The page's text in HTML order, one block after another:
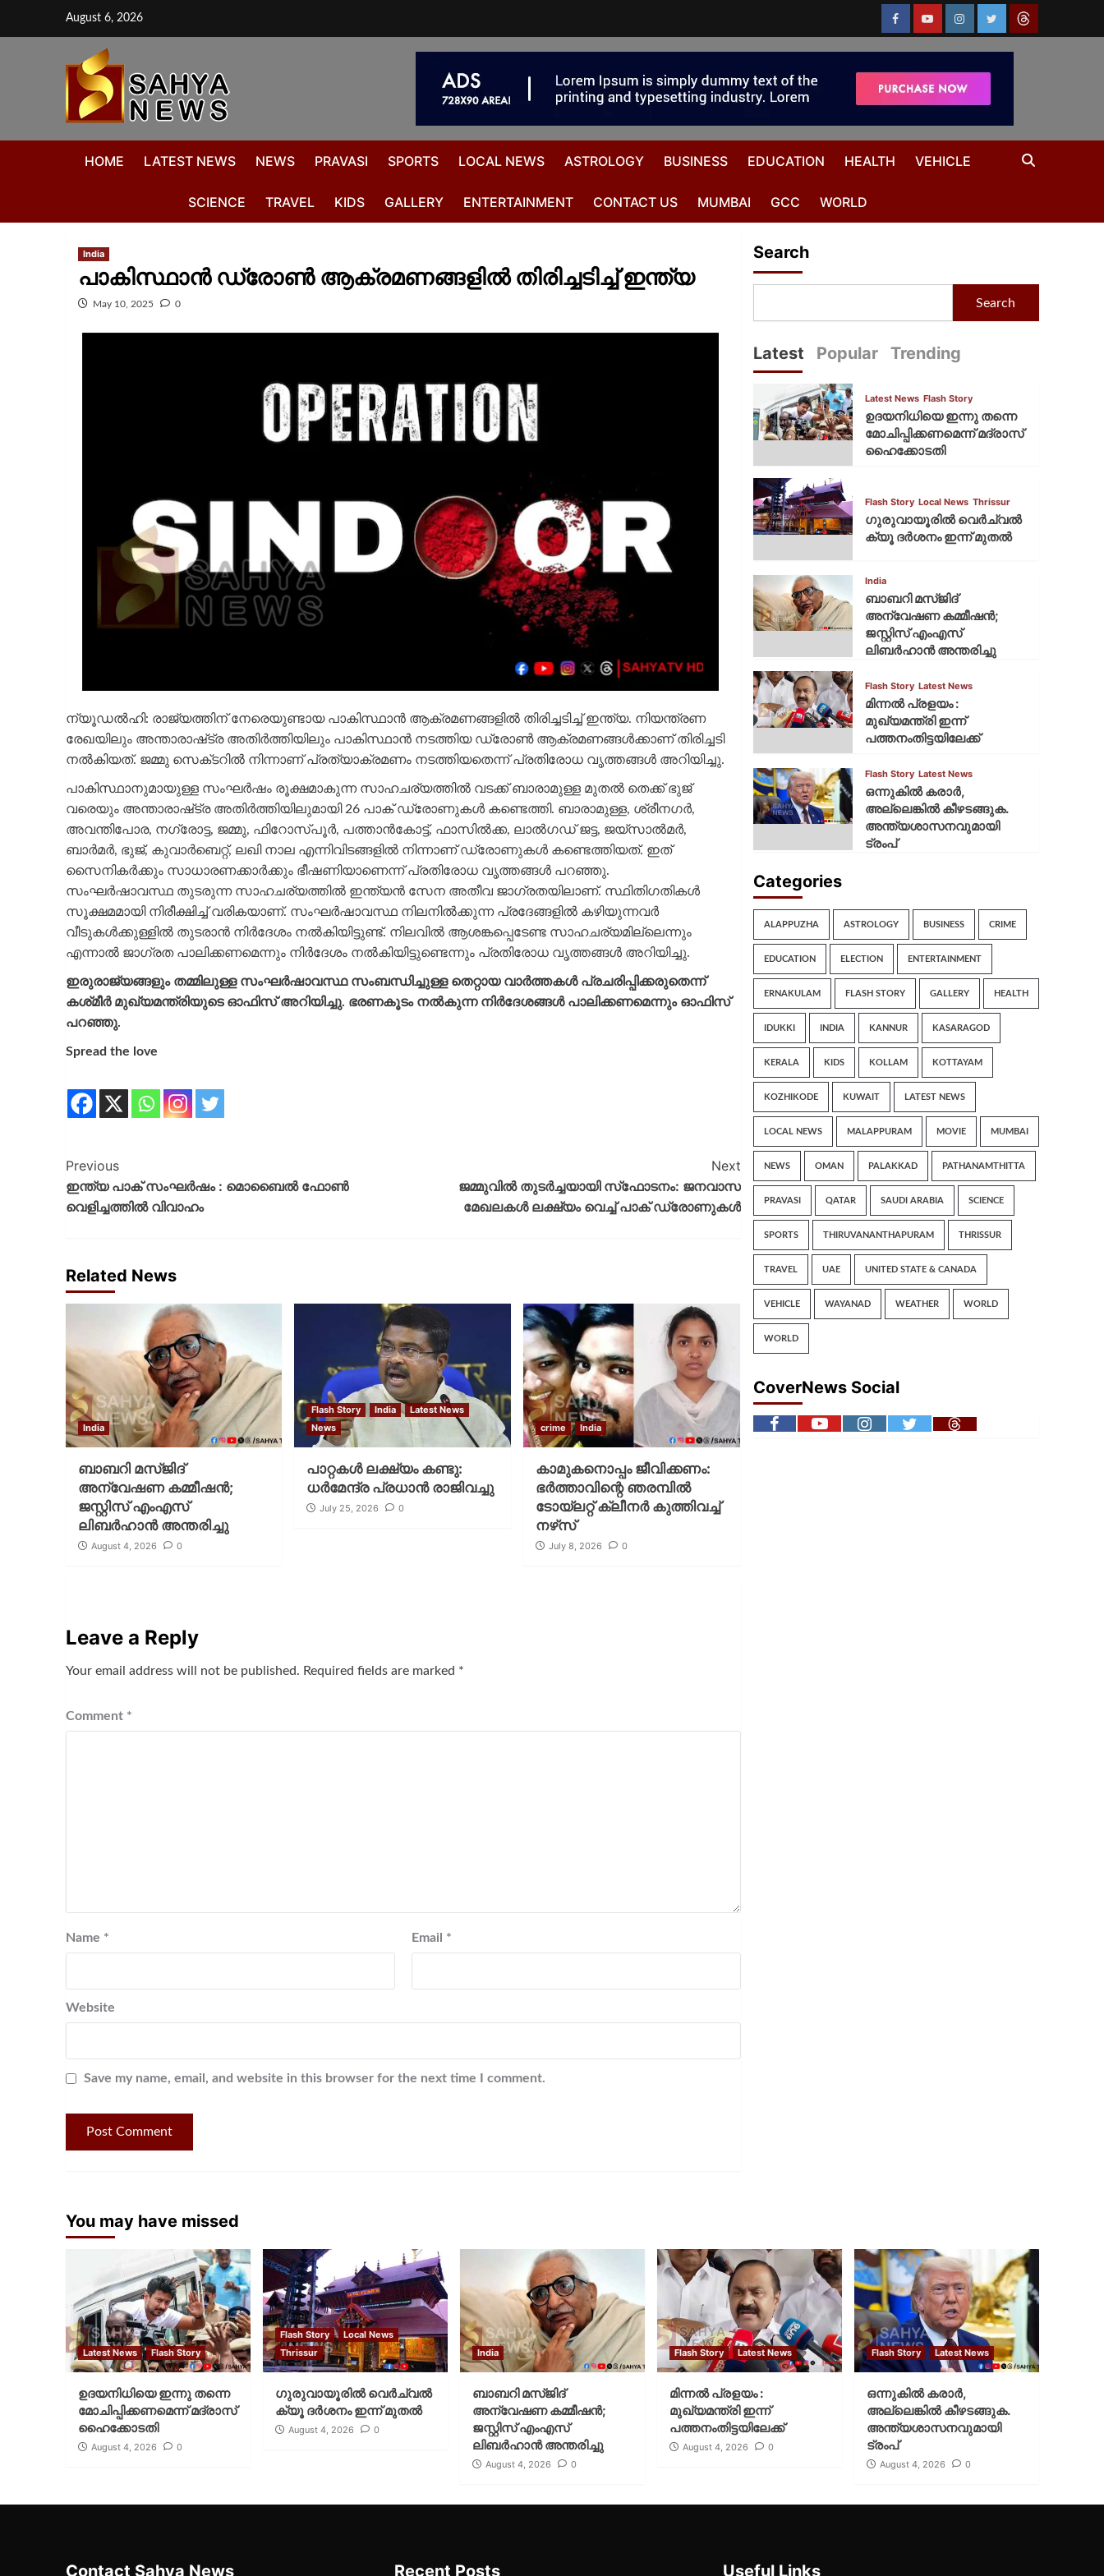
August 6, 2026
HOME LATEST NEWS NEWS PRAVASI SPORTS LOCAL NEWS ASTROLOGY BUSINESS EDUCATION HEALTH VEHICLE
SCIENCE TRAVEL KIDS GALLERY ENTERTAINMENT CONTACT US MUMBAI GCC WORLD
India
പാകിസ്ഥാന്‍ ഡ്രോൺ ആക്രമണങ്ങളില്‍ തിരിച്ചടിച്ച് ഇന്ത്യ
May 10, 2025 0
ന്യൂഡല്‍ഹി: രാജ്യത്തിന് നേരെയുണ്ടായ പാകിസ്ഥാന്‍ ആക്രമണങ്ങളില്‍ തിരിച്ചടിച്ച് ഇന്ത്യ. നിയന്ത്രണ
രേഖയിലും അന്താരാഷ്‌ട്ര അതിര്‍ത്തിയിലും പാകിസ്ഥാന്‍ നടത്തിയ ഡ്രോണ്‍ ആക്രമണങ്ങള്‍ക്കാണ് തിരിച്ചടി
നല്‍കിയത്. ജമ്മു സെക്‌ടറില്‍ നിന്നാണ് പ്രത്യാക്രമണം നടത്തിയതെന്ന് പ്രതിരോധ വൃത്തങ്ങള്‍ അറിയിച്ചു.
പാകിസ്ഥാനുമായുള്ള സംഘര്‍ഷം രൂക്ഷമാകുന്ന സാഹചര്യത്തില്‍ വടക്ക് ബാരാമുള്ള മുതല്‍ തെക്ക് ഭുജ്
വരെയും അന്താരാഷ്‌ട്ര അതിര്‍ത്തിയിലുമായി 26 പാക് ഡ്രോണുകള്‍ കണ്ടെത്തി. ബാരാമുള്ള, ശ്രീനഗർ,
അവന്തിപോര, നഗ്രോട്ട, ജമ്മു, ഫിറോസ്‌പൂർ, പത്താൻകോട്ട്, ഫാസിൽക്ക, ലാൽഗഡ് ജട്ട, ജയ്‌സാൽമർ,
ബാർമർ, ഭുജ്, കുവാർബെറ്റ്, ലഖി നാല എന്നിവിടങ്ങളില്‍ നിന്നാണ് ഡ്രോണുകള്‍ കണ്ടെത്തിയത്. ഇത്
സൈനികര്‍ക്കും സാധാരണക്കാര്‍ക്കും ഭീഷണിയാണെന്ന് പ്രതിരോധ വൃത്തങ്ങള്‍ പറഞ്ഞു.
സംഘര്‍ഷാവസ്ഥ തുടരുന്ന സാഹചര്യത്തില്‍ ഇന്ത്യന്‍ സേന അതീവ ജാഗ്രതയിലാണ്. സ്ഥിതിഗതികള്‍
സൂക്ഷമമായി നിരീക്ഷിച്ച് വരികയാണ്. സംഘര്‍ഷാവസ്ഥ നിലനില്‍ക്കുന്ന പ്രദേങ്ങളില്‍ കഴിയുന്നവര്‍
വീടുകള്‍ക്കുള്ളില്‍ തുടരാന്‍ നിര്‍ദേശം നല്‍കിയിട്ടുണ്ട്. നിലവില്‍ ആശങ്കപ്പെടേണ്ട സാഹചര്യമില്ലെന്നും
എന്നാല്‍ ജാഗ്രത പാലിക്കണമെന്നും നിര്‍ദേശം നല്‍കിയിട്ടുണ്ടെന്നും പ്രതിരോധ വൃത്തങ്ങള്‍ അറിയിച്ചു.
ഇരുരാജ്യങ്ങളും തമ്മിലുള്ള സംഘര്‍ഷാവസ്ഥ സംബന്ധിച്ചുള്ള തെറ്റായ വാര്‍ത്തകള്‍ പ്രചരിപ്പിക്കരുതെന്ന്
കശ്‌മീര്‍ മുഖ്യമന്ത്രിയുടെ ഓഫിസ് അറിയിച്ചു. ഭരണകൂടം നല്‍കുന്ന നിര്‍ദേശങ്ങള്‍ പാലിക്കണമെന്നും ഓഫിസ്
പറഞ്ഞു.
Spread the love
Previous
ഇന്ത്യ പാക് സംഘര്‍ഷം : മൊബൈല്‍ ഫോണ്‍
വെളിച്ചത്തില്‍ വിവാഹം
Next
ജമ്മുവിൽ തുടർച്ചയായി സ്‌ഫോടനം: ജനവാസ
മേഖലകൾ ലക്ഷ്യം വെച്ച് പാക് ഡ്രോണുകൾ
Related News
India
ബാബറി മസ്ജിദ്
അന്വേഷണ കമ്മീഷന്‍;
ജസ്റ്റിസ് എംഎസ്
ലിബര്‍ഹാന്‍ അന്തരിച്ചു
August 4, 2026 0
Flash Story India
Latest News
News
പാറ്റകള്‍ ലക്ഷ്യം കണ്ടു:
ധര്‍മേന്ദ്ര പ്രധാന്‍ രാജിവച്ചു
July 25, 2026 0
crime India
കാമുകനൊപ്പം ജീവിക്കണം:
ഭര്‍ത്താവിന്റെ ഞരമ്പില്‍
ടോയ്‌ലറ്റ് ക്ലീനര്‍ കുത്തിവച്ച്
നഴ്‌സ്
July 8, 2026 0
Leave a Reply
Your email address will not be published. Required fields are marked *
Comment *
Name * Email *
Website
Save my name, email, and website in this browser for the next time I comment.
Search
Search
Latest Popular Trending
Latest News Flash Story
ഉദയനിധിയെ ഇന്നു തന്നെ
മോചിപ്പിക്കണമെന്ന് മദ്രാസ്
ഹൈക്കോടതി
Flash Story Local News Thrissur
ഗുരുവായൂരില്‍ വെര്‍ച്വല്‍
ക്യൂ ദര്‍ശനം ഇന്ന് മുതല്‍
India
ബാബറി മസ്ജിദ്
അന്വേഷണ കമ്മീഷന്‍;
ജസ്റ്റിസ് എംഎസ്
ലിബര്‍ഹാന്‍ അന്തരിച്ചു
Flash Story Latest News
മിന്നല്‍ പ്രളയം :
മുഖ്യമന്ത്രി ഇന്ന്
പത്തനംതിട്ടയിലേക്ക്
Flash Story Latest News
ഒന്നുകില്‍ കരാര്‍,
അല്ലെങ്കില്‍ കീഴടങ്ങുക.
അന്ത്യശാസനവുമായി
ട്രംപ്
Categories
ALAPPUZHA ASTROLOGY BUSINESS CRIME
EDUCATION ELECTION ENTERTAINMENT
ERNAKULAM FLASH STORY GALLERY HEALTH
IDUKKI INDIA KANNUR KASARAGOD
KERALA KIDS KOLLAM KOTTAYAM
KOZHIKODE KUWAIT LATEST NEWS
LOCAL NEWS MALAPPURAM MOVIE MUMBAI
NEWS OMAN PALAKKAD PATHANAMTHITTA
PRAVASI QATAR SAUDI ARABIA SCIENCE
SPORTS THIRUVANANTHAPURAM THRISSUR
TRAVEL UAE UNITED STATE & CANADA
VEHICLE WAYANAD WEATHER WORLD
WORLD
CoverNews Social
You may have missed
Latest News Flash Story
ഉദയനിധിയെ ഇന്നു തന്നെ
മോചിപ്പിക്കണമെന്ന് മദ്രാസ്
ഹൈക്കോടതി
August 4, 2026 0
Flash Story
Local News
Thrissur
ഗുരുവായൂരില്‍ വെര്‍ച്വല്‍
ക്യൂ ദര്‍ശനം ഇന്ന് മുതല്‍
August 4, 2026 0
India
ബാബറി മസ്ജിദ്
അന്വേഷണ കമ്മീഷന്‍;
ജസ്റ്റിസ് എംഎസ്
ലിബര്‍ഹാന്‍ അന്തരിച്ചു
August 4, 2026 0
Flash Story Latest News
മിന്നല്‍ പ്രളയം :
മുഖ്യമന്ത്രി ഇന്ന്
പത്തനംതിട്ടയിലേക്ക്
August 4, 2026 0
Flash Story Latest News
ഒന്നുകില്‍ കരാര്‍,
അല്ലെങ്കില്‍ കീഴടങ്ങുക.
അന്ത്യശാസനവുമായി
ട്രംപ്
August 4, 2026 0
Contact Sahya News Recent Posts Useful Links